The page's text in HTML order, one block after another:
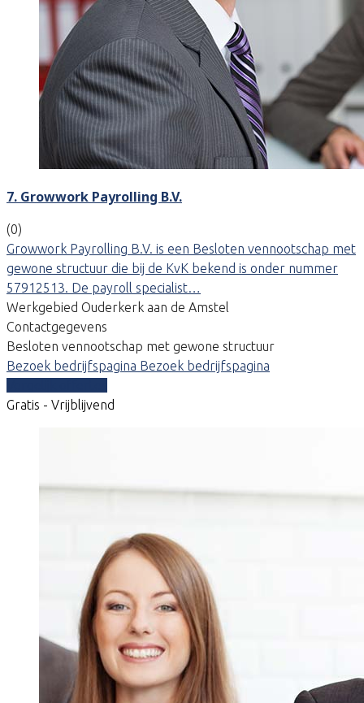
7. Growwork Payrolling B.V.
(0)
Growwork Payrolling B.V. is een Besloten vennootschap met
gewone structuur die bij de KvK bekend is onder nummer
57912513. De payroll specialist…
Werkgebied Ouderkerk aan de Amstel
Contactgegevens
Besloten vennootschap met gewone structuur
Bezoek bedrijfspagina Bezoek bedrijfspagina
Gratis - Vrijblijvend